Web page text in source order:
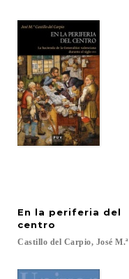
En la periferia del
centro
Castillo del Carpio, José M.ª